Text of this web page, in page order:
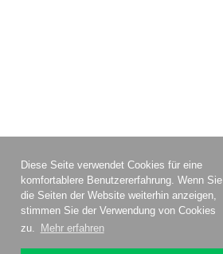
Diese Seite verwendet Cookies für eine
komfortablere Benutzererfahrung. Wenn Sie
die Seiten der Website weiterhin anzeigen,
stimmen Sie der Verwendung von Cookies
zu.
Mehr erfahren